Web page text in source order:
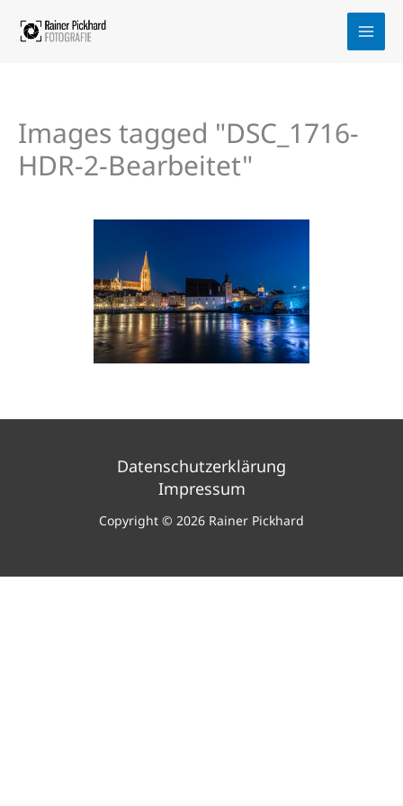
Inhalt
Images tagged "DSC_1716-
HDR-2-Bearbeitet"
Datenschutzerklärung
Impressum
Copyright © 2026 Rainer Pickhard